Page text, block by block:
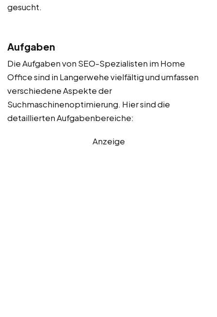
gesucht.
Aufgaben
Die Aufgaben von SEO-Spezialisten im Home
Office sind in Langerwehe vielfältig und umfassen
verschiedene Aspekte der
Suchmaschinenoptimierung. Hier sind die
detaillierten Aufgabenbereiche:
Anzeige